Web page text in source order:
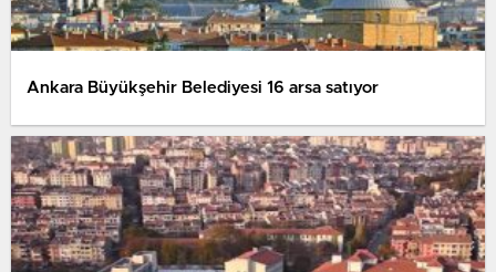
Ankara Büyükşehir Belediyesi 16 arsa satıyor